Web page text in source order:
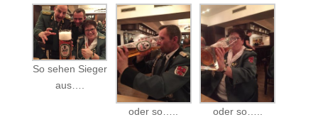
So sehen Sieger
aus….
oder so….. oder so…..